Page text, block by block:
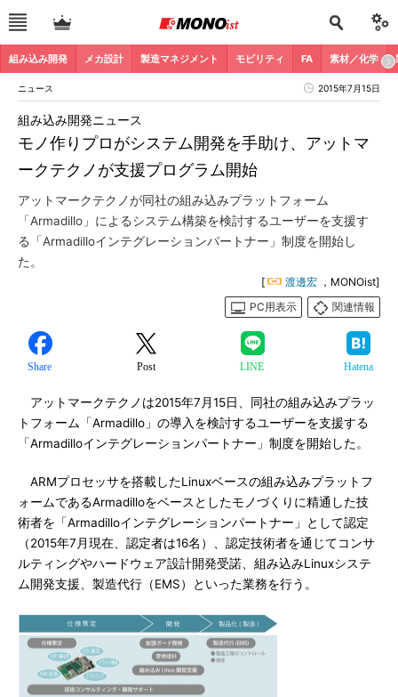
組み込み開発 メカ設計 製造マネジメント モビリティ FA 素材／化学
ニュース 2015年7月15日
モノ作りプロがシステム開発を手助け、アットマ
ークテクノが支援プログラム開始
組み込み開発ニュース
アットマークテクノが同社の組み込みプラットフォーム
「Armadillo」によるシステム構築を検討するユーザーを支援す
る「Armadilloインテグレーションパートナー」制度を開始し
た。
[ 渡邊宏 ，MONOist]
PC用表示
関連情報
Share Post LINE Hatena
アットマークテクノは2015年7月15日、同社の組み込みプラッ
トフォーム「Armadillo」の導入を検討するユーザーを支援する
「Armadilloインテグレーションパートナー」制度を開始した。
ARMプロセッサを搭載したLinuxベースの組み込みプラットフ
ォームであるArmadilloをベースとしたモノづくりに精通した技
術者を「Armadilloインテグレーションパートナー」として認定
（2015年7月現在、認定者は16名）、認定技術者を通じてコンサ
ルティングやハードウェア設計開発受諾、組み込みLinuxシステ
ム開発支援、製造代行（EMS）といった業務を行う。